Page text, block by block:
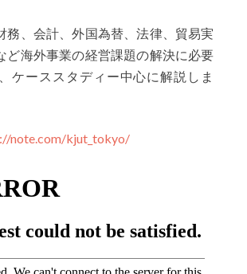
務、会計、外国為替、法律、貿易実
ど海外事業の経営課題の解決に必要
ケーススタディー中心に解説しま
note.com/kjut_tokyo/